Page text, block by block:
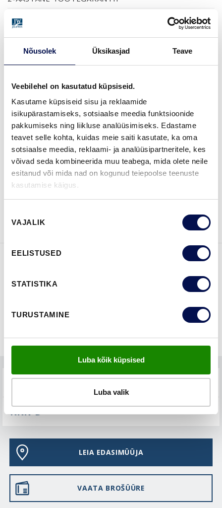
Nõusolek Üksikasjad Teave
Veebilehel on kasutatud küpsiseid.
Kasutame küpsiseid sisu ja reklaamide
isikupärastamiseks, sotsiaalse meedia funktsioonide
pakkumiseks ning liikluse analüüsimiseks. Edastame
teavet selle kohta, kuidas meie saiti kasutate, ka oma
sotsiaalse meedia, reklaami- ja analüüsipartneritele, kes
võivad seda kombineerida muu teabega, mida olete neile
esitanud või mida nad on kogunud teiepoolse teenuste
kasutamise käigus.
valik
VAJALIK
EELISTUSED
STATISTIKA
TURUSTAMINE
Luba kõik küpsised
Luba valik
VIIMISTLUSVALMIS LEPP
TERMOTÖÖDELDUD HAAB
MÕÕDUD
LEIA EDASIMÜÜJA
VAATA
Võta meiega
ühendust
TEHNILINE KIRJELDUS
KKK-D
LEIA EDASIMÜÜJA
VAATA BROŠÜÜRE